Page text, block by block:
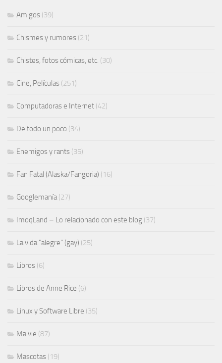
Amigos (39)
Chismes y rumores (21)
Chistes, fotos cómicas, etc. (30)
Cine, Películas (251)
Computadoras e Internet (42)
De todo un poco (34)
Enemigos y rants (35)
Fan Fatal (Alaska/Fangoria) (16)
Googlemanía(27)
ImoqLand – Lo relacionado con este blog (37)
La vida "alegre" (gay) (25)
Libros (6)
Libros de Anne Rice (6)
Linux y Software Libre (35)
Ma vie (87)
Mascotas (19)